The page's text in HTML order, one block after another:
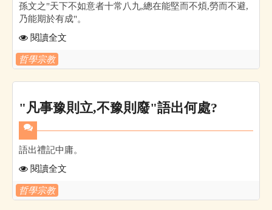
孫文之"天下不如意者十常八九,總在能堅而不煩,勞而不避,
乃能期於有成"。
閱讀全文
哲學宗教
"凡事豫則立,不豫則廢"語出何處?
語出禮記中庸。
閱讀全文
哲學宗教